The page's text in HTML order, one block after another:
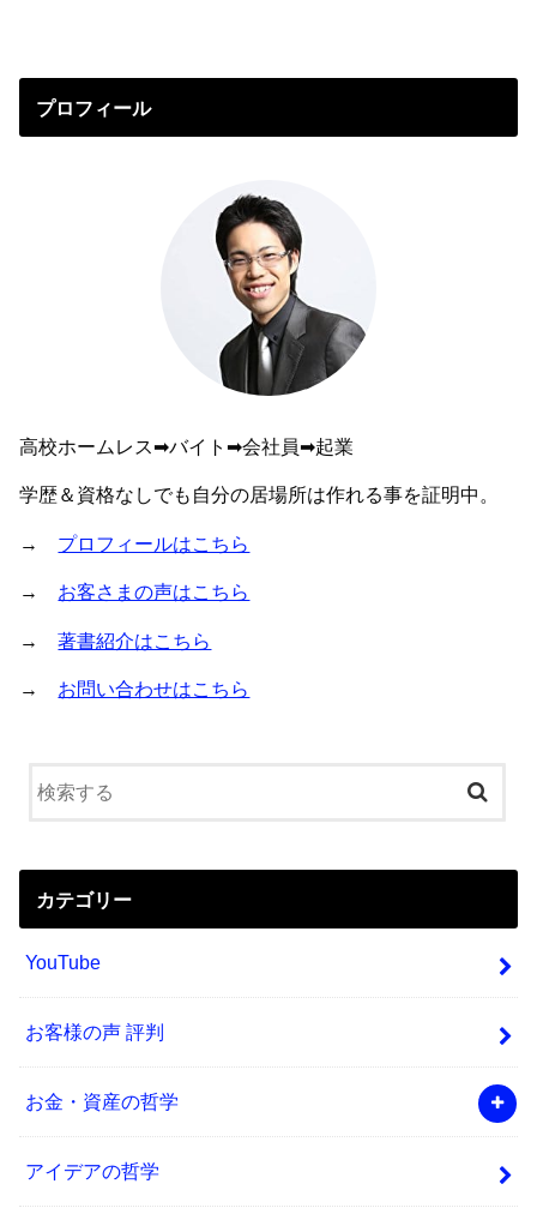
プロフィール
高校ホームレス➡︎バイト➡︎会社員➡︎起業
学歴＆資格なしでも自分の居場所は作れる事を証明中。
→ プロフィールはこちら
→ お客さまの声はこちら
→著書紹介はこちら
→ お問い合わせはこちら
カテゴリー
YouTube
お客様の声 評判
お金・資産の哲学
アイデアの哲学